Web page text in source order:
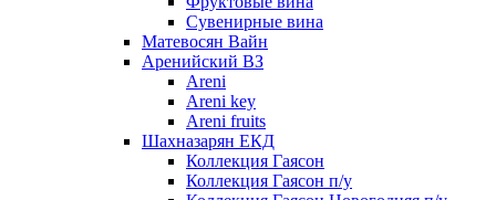
Cувенирные вина
Матевосян Вайн
Аренийский ВЗ
Areni
Areni key
Areni fruits
Шахназарян ЕКД
Коллекция Гаясон
Коллекция Гаясон п/у